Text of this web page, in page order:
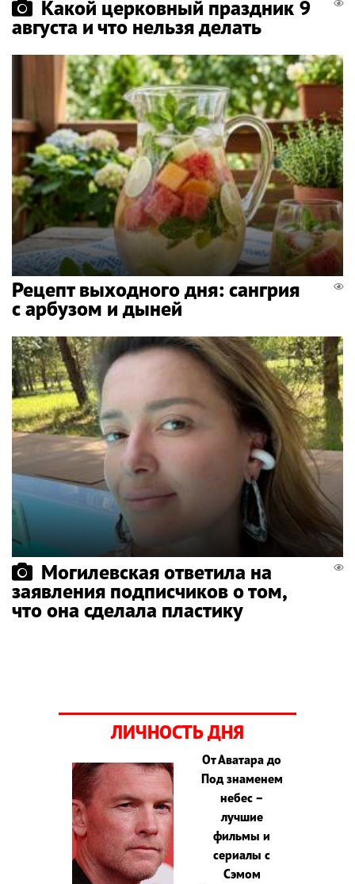
Какой церковный праздник 9
августа и что нельзя делать
Рецепт выходного дня: сангрия
с арбузом и дыней
Могилевская ответила на
заявления подписчиков о том,
что она сделала пластику
ЛИЧНОСТЬ ДНЯ
От Аватара до
Под знаменем
небес –
лучшие
фильмы и
сериалы с
Сэмом